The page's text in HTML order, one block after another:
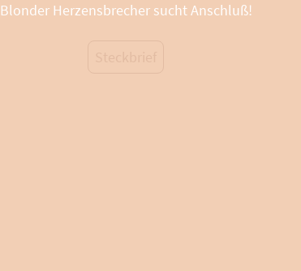
Blonder Herzensbrecher sucht Anschluß!